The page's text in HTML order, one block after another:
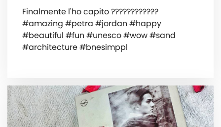
Finalmente l'ho capito ????????????
#amazing #petra #jordan #happy
#beautiful #fun #unesco #wow #sand
#architecture #bnesimppl